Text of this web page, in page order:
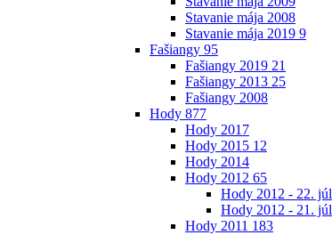
Stavanie mája 2008
Stavanie mája 2019 9
Fašiangy 95
Fašiangy 2019 21
Fašiangy 2013 25
Fašiangy 2008
Hody 877
Hody 2017
Hody 2015 12
Hody 2014
Hody 2012 65
Hody 2012 - 22. júl
Hody 2012 - 21. júl
Hody 2011 183